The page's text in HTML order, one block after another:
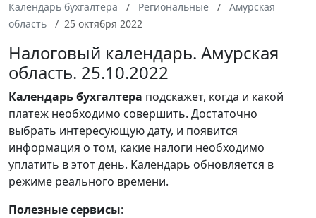
Календарь бухгалтера
Региональные
Амурская
область
25 октября 2022
Налоговый календарь. Амурская
область. 25.10.2022
Календарьбухгалтера подскажет, когда и какой
платеж необходимо совершить. Достаточно
выбрать интересующую дату, и появится
информация о том, какие налоги необходимо
уплатить в этот день. Календарь обновляется в
режиме реального времени.
Полезные сервисы: